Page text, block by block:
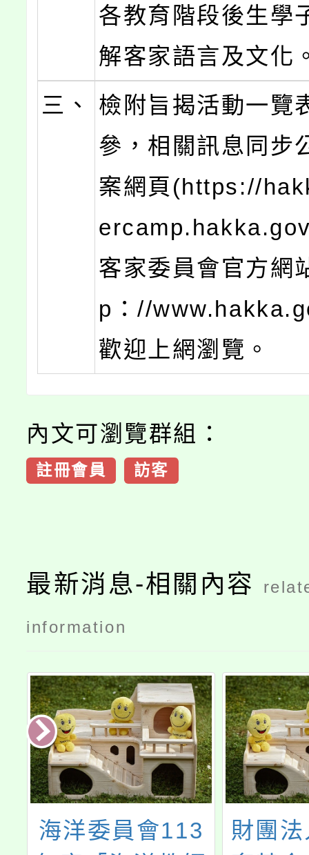
各教育階段後生學
解客家語言及文化
三、
檢附旨揭活動一覽
參，相關訊息同步
案網頁(https://
客家委員會官方網
p：//
歡迎上網瀏覽。
內文可瀏覽群組：
註冊會員 訪客
最新消息-相關內容
information
海洋委員會113
財團